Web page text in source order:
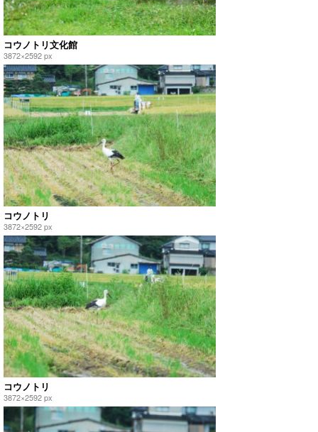
コウノトリ文化館
3872×2592 px
コウノトリ
3872×2592 px
コウノトリ
3872×2592 px